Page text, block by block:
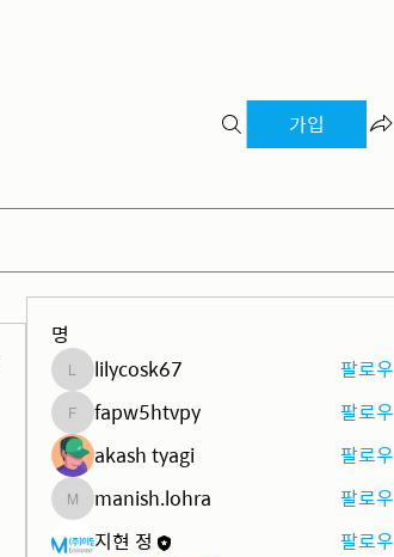
가입
명
lilycosk67
lilycosk67 팔로우
fapw5htvpy
fapw5htvpy
팔로우
akash tyagi
팔로우
manish.lohra
manish.lohra
팔로우
지현 정
팔로우